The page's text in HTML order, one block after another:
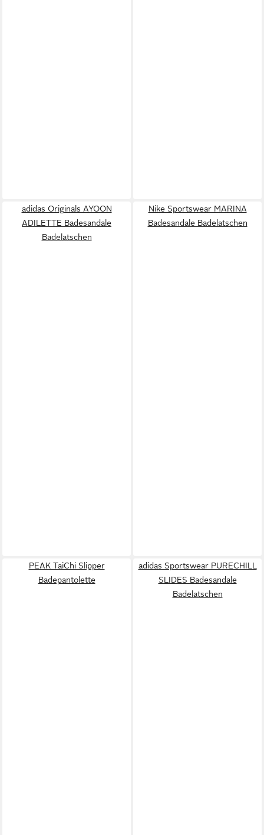
adidas Originals AYOON
ADILETTE Badesandale
Badelatschen
Nike Sportswear MARINA
Badesandale Badelatschen
PEAK TaiChi Slipper
Badepantolette
adidas Sportswear PURECHILL
SLIDES Badesandale
Badelatschen